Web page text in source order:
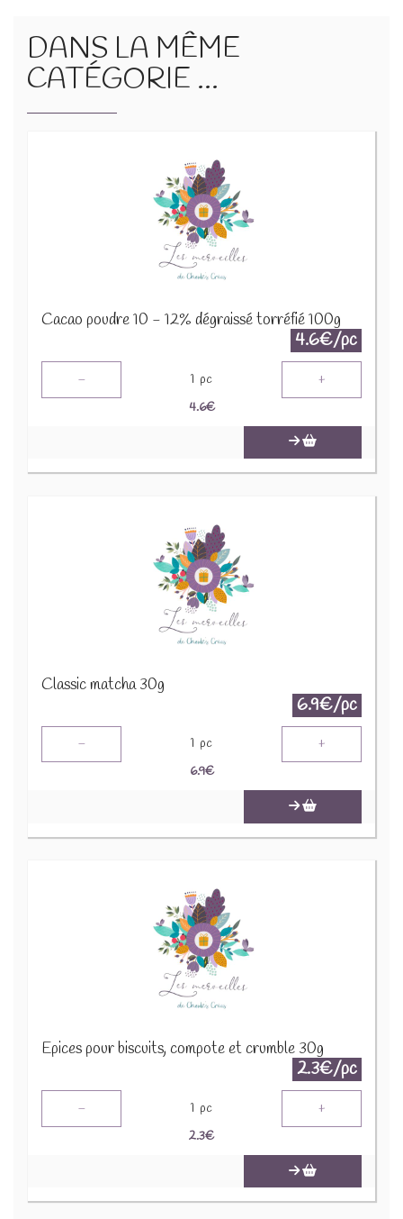
DANS LA MÊME
CATÉGORIE ...
Cacao poudre 10 - 12% dégraissé torréfié 100g
4.6€/pc
- 1 pc +
4.6€
Classic matcha 30g
6.9€/pc
- 1 pc +
6.9€
Epices pour biscuits, compote et crumble 30g
2.3€/pc
- 1 pc +
2.3€